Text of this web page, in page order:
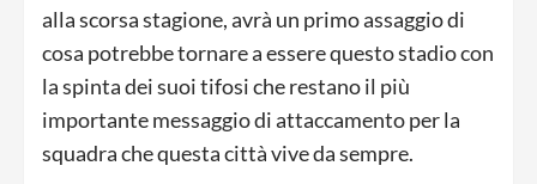
alla scorsa stagione, avrà un primo assaggio di
cosa potrebbe tornare a essere questo stadio con
la spinta dei suoi tifosi che restano il più
importante messaggio di attaccamento per la
squadra che questa città vive da sempre.